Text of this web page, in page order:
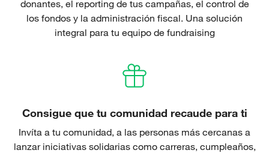
donantes, el reporting de tus campañas, el control de
los fondos y la administración fiscal. Una solución
integral para tu equipo de fundraising
Consigue que tu comunidad recaude para ti
Invíta a tu comunidad, a las personas más cercanas a
lanzar iniciativas solidarias como carreras, cumpleaños,